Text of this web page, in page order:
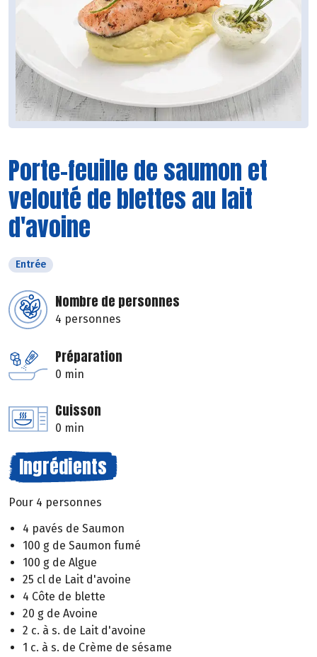
Porte-feuille de saumon et
velouté de blettes au lait
d'avoine
Entrée
Nombre de personnes
4 personnes
Préparation
0 min
Cuisson
0 min
Ingrédients
Pour 4 personnes
4 pavés de Saumon
100 g de Saumon fumé
100 g de Algue
25 cl de Lait d'avoine
4 Côte de blette
20 g de Avoine
2 c. à s. de Lait d'avoine
1 c. à s. de Crème de sésame